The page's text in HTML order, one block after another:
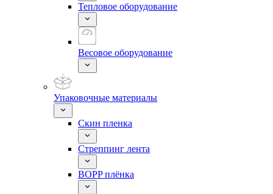
Тепловое оборудование
Весовое оборудование
Упаковочные материалы
Скин пленка
Стреппинг лента
BOPP плёнка